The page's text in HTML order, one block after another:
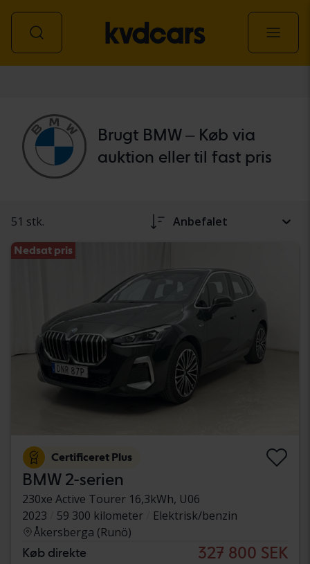
Brugt BMW – Køb via
auktion eller til fast pris
51 stk. Anbefalet
Nedsat pris
Certificeret Plus
BMW 2-serien
230xe Active Tourer 16,3kWh, U06
2023
59 300 kilometer
Elektrisk/benzin
Åkersberga (Runö)
Køb direkte 327 800 SEK